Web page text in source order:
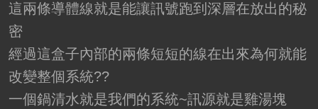
這兩條導體線就是能讓訊號跑到深層在放出的秘
密
經過這盒子內部的兩條短短的線在出來為何就能
改變整個系統??
一個鍋清水就是我們的系統~訊源就是雞湯塊